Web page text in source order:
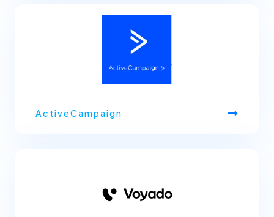
ActiveCampaign